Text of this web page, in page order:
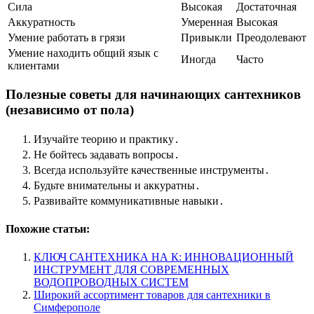
Сила Высокая
Достаточная
Аккуратность
Умеренная Высокая
Умение работать в грязи
Привыкли Преодолевают
Умение находить общий язык с
клиентами
Иногда Часто
Полезные советы для начинающих сантехников
(независимо от пола)
Изучайте теорию и практику․
Не бойтесь задавать вопросы․
Всегда используйте качественные инструменты․
Будьте внимательны и аккуратны․
Развивайте коммуникативные навыки․
Похожие статьи:
КЛЮЧ САНТЕХНИКА НА К: ИННОВАЦИОННЫЙ
ИНСТРУМЕНТ ДЛЯ СОВРЕМЕННЫХ
ВОДОПРОВОДНЫХ СИСТЕМ
Широкий ассортимент товаров для сантехники в
Симферополе